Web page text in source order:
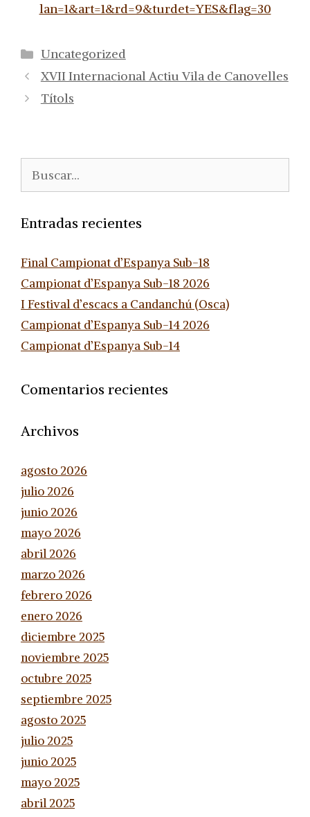
lan=1&art=1&rd=9&turdet=YES&flag=30
Categorías
Uncategorized
XVII Internacional Actiu Vila de Canovelles
Títols
Entradas recientes
Final Campionat d’Espanya Sub-18
Campionat d’Espanya Sub-18 2026
I Festival d’escacs a Candanchú (Osca)
Campionat d’Espanya Sub-14 2026
Campionat d’Espanya Sub-14
Comentarios recientes
Archivos
agosto 2026
julio 2026
junio 2026
mayo 2026
abril 2026
marzo 2026
febrero 2026
enero 2026
diciembre 2025
noviembre 2025
octubre 2025
septiembre 2025
agosto 2025
julio 2025
junio 2025
mayo 2025
abril 2025